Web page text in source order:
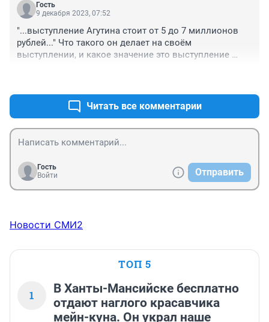
Гость
9 декабря 2023, 07:52
"...выступление Агутина стоит от 5 до 7 миллионов
рублей..." Что такого он делает на своём
выступлении, и какое значение это выступление
Читать все комментарии
Гость
Войти
Отправить
Новости СМИ2
ТОП 5
1
В Ханты-Мансийске бесплатно
отдают наглого красавчика
мейн-куна. Он украл наше